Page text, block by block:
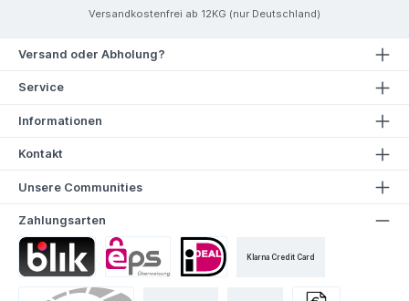
Versandkostenfrei ab 12KG (nur Deutschland)
Versand oder Abholung?
Service
Informationen
Kontakt
Unsere Communities
Zahlungsarten
Klarna Credit Card